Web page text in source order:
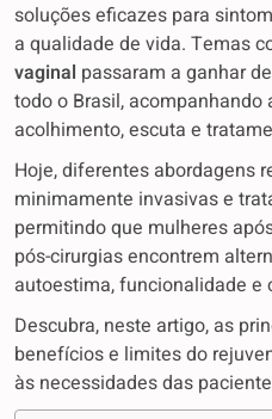
soluções eficazes para
a qualidade de vida. Temas
vaginal passaram a ganhar
todo o Brasil, acompanhando
acolhimento, escuta e
Hoje, diferentes abordagens
minimamente invasivas e
permitindo que mulheres
pós-cirurgias encontrem
autoestima, funcionalidade e
Descubra, neste artigo, as
benefícios e limites do
às necessidades das